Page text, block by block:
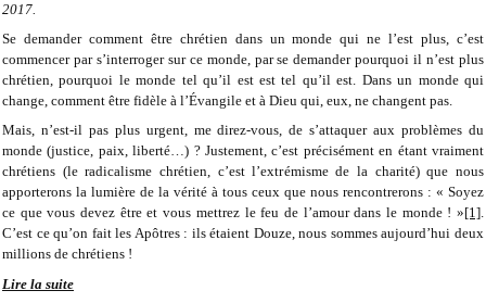
2017.
Se demander comment être chrétien dans un monde qui ne l’est plus, c’est
commencer par s’interroger sur ce monde, par se demander pourquoi il n’est plus
chrétien, pourquoi le monde tel qu’il est est tel qu’il est. Dans un monde qui
change, comment être fidèle à l’Évangile et à Dieu qui, eux, ne changent pas.
Mais, n’est-il pas plus urgent, me direz-vous, de s’attaquer aux problèmes du
monde (justice, paix, liberté…) ? Justement, c’est précisément en étant vraiment
chrétiens (le radicalisme chrétien, c’est l’extrémisme de la charité) que nous
apporterons la lumière de la vérité à tous ceux que nous rencontrerons : « Soyez
ce que vous devez être et vous mettrez le feu de l’amour dans le monde ! »[1].
C’est ce qu’on fait les Apôtres : ils étaient Douze, nous sommes aujourd’hui deux
millions de chrétiens !
Lire la suite